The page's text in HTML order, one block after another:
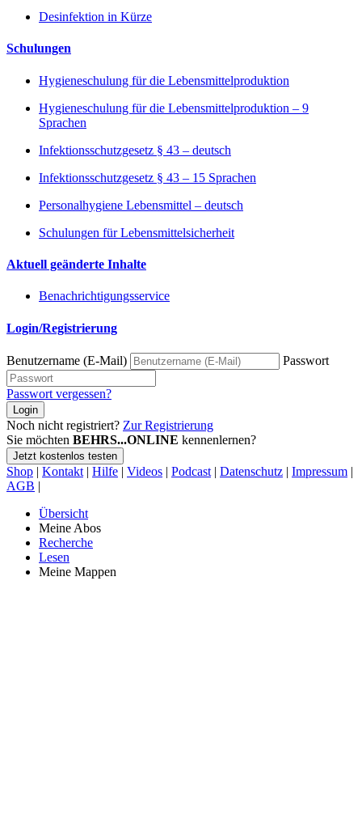
Desinfektion in Kürze
Schulungen
Hygieneschulung für die Lebensmittelproduktion
Hygieneschulung für die Lebensmittelproduktion – 9
Sprachen
Infektionsschutzgesetz § 43 – deutsch
Infektionsschutzgesetz § 43 – 15 Sprachen
Personalhygiene Lebensmittel – deutsch
Schulungen für Lebensmittelsicherheit
Aktuell geänderte Inhalte
Benachrichtigungsservice
Login/Registrierung
Benutzername (E-Mail) Passwort
Passwort vergessen?
Login
Noch nicht registriert? Zur Registrierung
Sie möchten BEHRS...ONLINE kennenlernen?
Jetzt kostenlos testen
Shop | Kontakt | Hilfe | Videos | Podcast | Datenschutz | Impressum |
AGB |
Übersicht
Meine Abos
Recherche
Lesen
Meine Mappen